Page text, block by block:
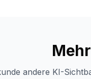
andere KI-